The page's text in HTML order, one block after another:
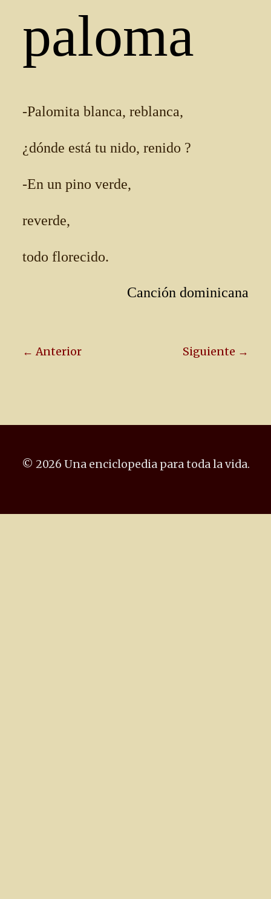
paloma
-Palomita blanca, reblanca,
¿dónde está tu nido, renido ?
-En un pino verde,
reverde,
todo florecido.
Canción dominicana
← Anterior Siguiente →
© 2026 Una enciclopedia para toda la vida.